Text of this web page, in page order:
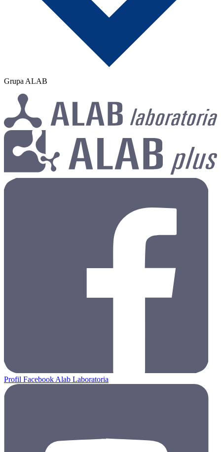
Grupa ALAB
Profil Facebook Alab Laboratoria